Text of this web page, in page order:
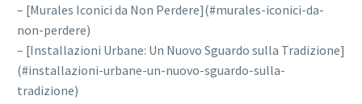
– [Murales Iconici da Non Perdere](#murales-iconici-da-
non-perdere)
– [Installazioni Urbane: Un Nuovo Sguardo sulla Tradizione]
(#installazioni-urbane-un-nuovo-sguardo-sulla-
tradizione)